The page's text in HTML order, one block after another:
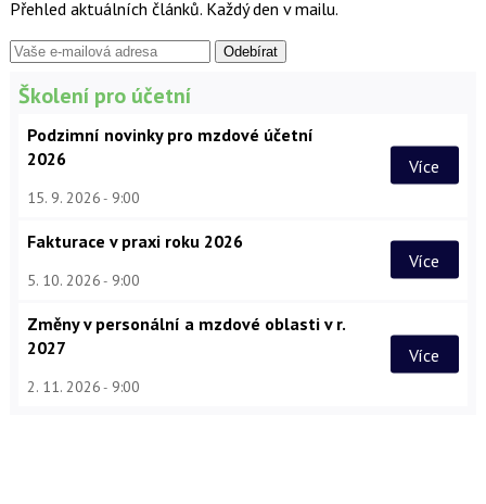
Přehled aktuálních článků. Každý den v mailu.
Školení pro účetní
Podzimní novinky pro mzdové účetní
2026
15. 9. 2026 9:00
Více
Fakturace v praxi roku 2026
5. 10. 2026 9:00
Více
Změny v personální a mzdové oblasti v r.
2027
2. 11. 2026 9:00
Více